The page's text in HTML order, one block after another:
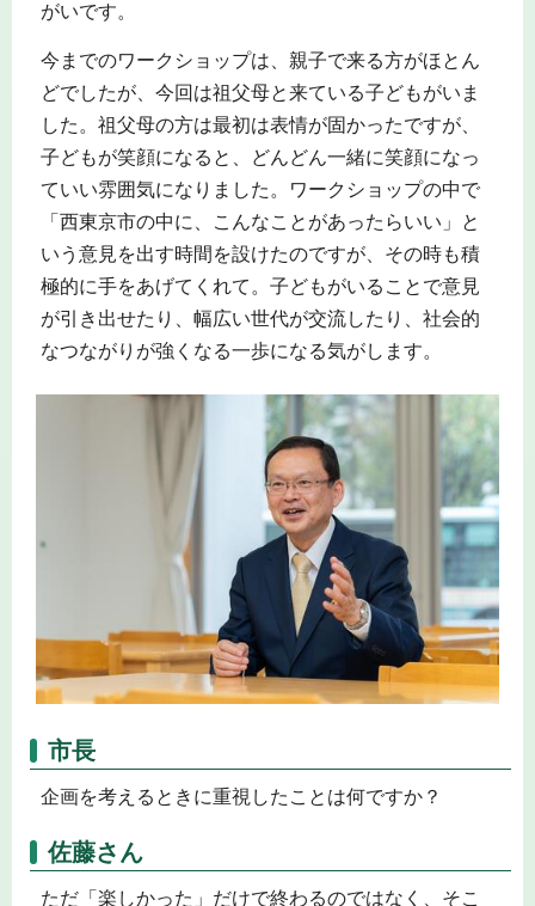
がいです。
今までのワークショップは、親子で来る方がほとん
どでしたが、今回は祖父母と来ている子どもがいま
した。祖父母の方は最初は表情が固かったですが、
子どもが笑顔になると、どんどん一緒に笑顔になっ
ていい雰囲気になりました。ワークショップの中で
「西東京市の中に、こんなことがあったらいい」と
いう意見を出す時間を設けたのですが、その時も積
極的に手をあげてくれて。子どもがいることで意見
が引き出せたり、幅広い世代が交流したり、社会的
なつながりが強くなる一歩になる気がします。
市長
企画を考えるときに重視したことは何ですか？
佐藤さん
ただ「楽しかった」だけで終わるのではなく、そこ